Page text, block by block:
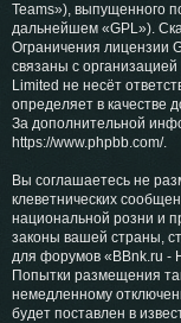
Teams»), выпущенного
дальнейшем «GPL»).
Ограничения лицензии
связаны с
Limited не несёт
определяет в качестве
За дополнительной
https://www.phpbb.com/.
Вы соглашаетесь не
клеветнических
национальной розни и
законы вашей страны,
для форумов «BBnk.ru -
Попытки размещения
немедленному
будет поставлен в